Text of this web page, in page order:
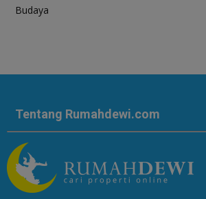
Budaya
Tentang Rumahdewi.com